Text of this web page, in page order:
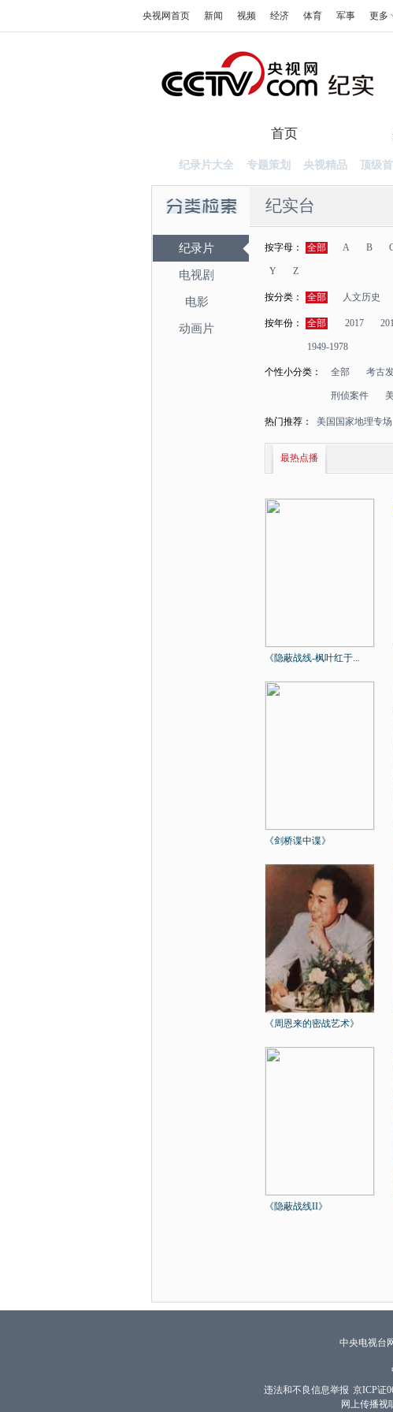
央视网首页 新闻 视频 经济 体育 军事 更多
首页
纪录片大全 专题策划 央视精品 顶级
纪录片
电视剧
电影
动画片
纪实台
按字母： 全部 A B
Y Z
按分类： 全部 人文历史
按年份： 全部 2017
1949-1978
个性小分类： 全部 考古
刑侦案件
热门推荐： 美国国家地理专场
最热点播
《隐蔽战线-枫叶红于...
《剑桥谍中谍》
《周恩来的密战艺术》
《隐蔽战线II》
中央电视台
违法和不良信息举报 京ICP证
网上传播视